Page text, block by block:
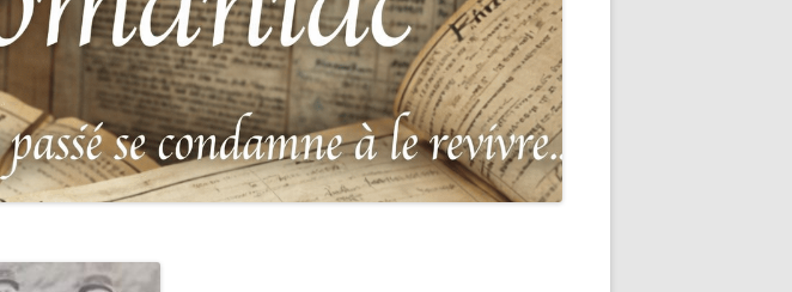
N°65 – LE CLION-SUR-MER (44)
LE CLION-SUR-MER : MONUMENT
AUX MORTS VIRTUEL GUERRE
FRANCO-ALLEMANDE DE 1870-
1871